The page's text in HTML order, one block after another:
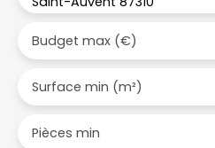
Budget max (€)
Surface min (m²)
Pièces min